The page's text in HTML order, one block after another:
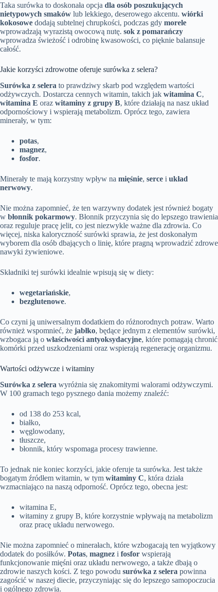
Taka surówka to doskonała opcja dla osób poszukujących
nietypowych smaków lub lekkiego, deserowego akcentu. wiórki
kokosowe dodają subtelnej chrupkości, podczas gdy morele
wprowadzają wyrazistą owocową nutę. sok z pomarańczy
wprowadza świeżość i odrobinę kwasowości, co pięknie balansuje
całość.
Jakie korzyści zdrowotne oferuje surówka z selera?
Surówka z selera to prawdziwy skarb pod względem wartości
odżywczych. Dostarcza cennych witamin, takich jak witamina C,
witamina E oraz witaminy z grupy B, które działają na nasz układ
odpornościowy i wspierają metabolizm. Oprócz tego, zawiera
minerały, w tym:
potas,
magnez,
fosfor.
Minerały te mają korzystny wpływ na mięśnie, serce i układ
nerwowy.
Nie można zapomnieć, że ten warzywny dodatek jest również bogaty
w błonnik pokarmowy. Błonnik przyczynia się do lepszego trawienia
oraz reguluje pracę jelit, co jest niezwykle ważne dla zdrowia. Co
więcej, niska kaloryczność surówki sprawia, że jest doskonałym
wyborem dla osób dbających o linię, które pragną wprowadzić zdrowe
nawyki żywieniowe.
Składniki tej surówki idealnie wpisują się w diety:
wegetariańskie,
bezglutenowe.
Co czyni ją uniwersalnym dodatkiem do różnorodnych potraw. Warto
również wspomnieć, że jabłko, będące jednym z elementów surówki,
wzbogaca ją o właściwości antyoksydacyjne, które pomagają chronić
komórki przed uszkodzeniami oraz wspierają regenerację organizmu.
Wartości odżywcze i witaminy
Surówka z selera wyróżnia się znakomitymi walorami odżywczymi.
W 100 gramach tego pysznego dania możemy znaleźć:
od 138 do 253 kcal,
białko,
węglowodany,
tłuszcze,
błonnik, który wspomaga procesy trawienne.
To jednak nie koniec korzyści, jakie oferuje ta surówka. Jest także
bogatym źródłem witamin, w tym witaminy C, która działa
wzmacniająco na naszą odporność. Oprócz tego, obecna jest:
witamina E,
witaminy z grupy B, które korzystnie wpływają na metabolizm
oraz pracę układu nerwowego.
Nie można zapomnieć o minerałach, które wzbogacają ten wyjątkowy
dodatek do posiłków. Potas, magnez i fosfor wspierają
funkcjonowanie mięśni oraz układu nerwowego, a także dbają o
zdrowie naszych kości. Z tego powodu surówka z selera powinna
zagościć w naszej diecie, przyczyniając się do lepszego samopoczucia
i ogólnego zdrowia.